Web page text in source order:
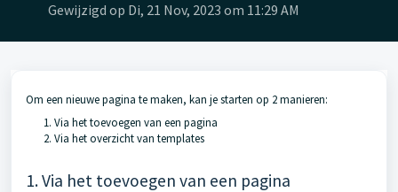
Gewijzigd op Di, 21 Nov, 2023 om 11:29 AM
Om een nieuwe pagina te maken, kan je starten op 2 manieren:
Via het toevoegen van een pagina
Via het overzicht van templates
1. Via het toevoegen van een pagina